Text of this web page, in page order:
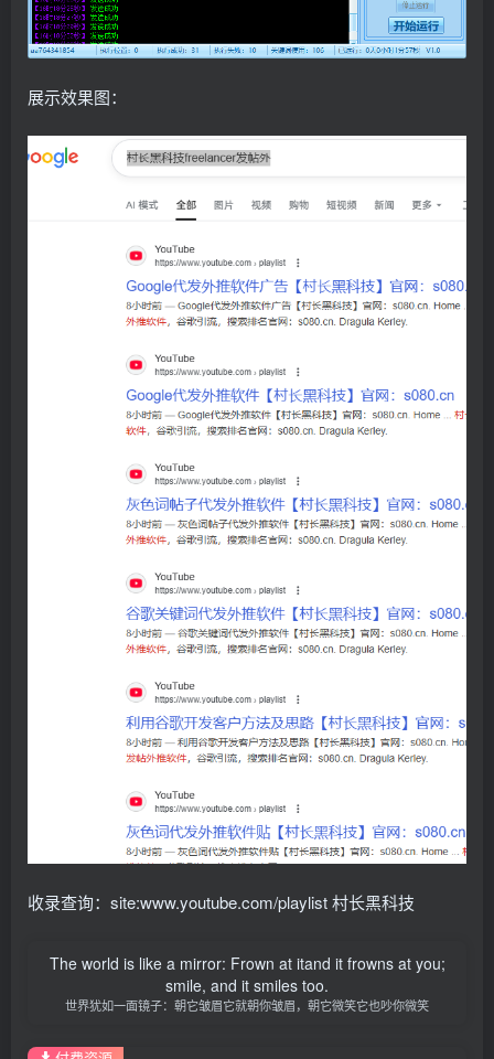
展示效果图：
收录查询：site:www.youtube.com/playlist 村长黑科技
The world is like a mirror: Frown at itand it frowns at you;
smile, and it smiles too.
世界犹如一面镜子：朝它皱眉它就朝你皱眉，朝它微笑它也吵你微笑